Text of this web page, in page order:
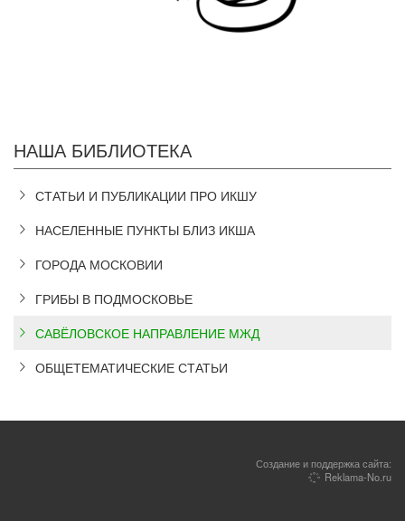
НАША БИБЛИОТЕКА
СТАТЬИ И ПУБЛИКАЦИИ ПРО ИКШУ
НАСЕЛЕННЫЕ ПУНКТЫ БЛИЗ ИКША
ГОРОДА МОСКОВИИ
ГРИБЫ В ПОДМОСКОВЬЕ
САВЁЛОВСКОЕ НАПРАВЛЕНИЕ МЖД
ОБЩЕТЕМАТИЧЕСКИЕ СТАТЬИ
Создание и поддержка сайта:
Reklama-No.ru